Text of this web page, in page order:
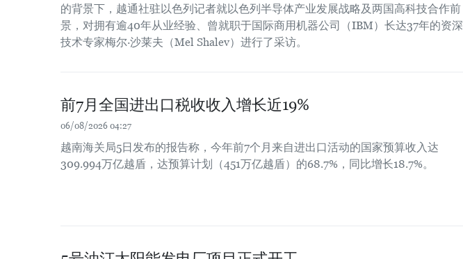
的背景下，越通社驻以色列记者就以色列半导体产业发展战略及两国高科技合作前
景，对拥有逾40年从业经验、曾就职于国际商用机器公司（IBM）长达37年的资深
技术专家梅尔·沙莱夫（Mel Shalev）进行了采访。
前7月全国进出口税收收入增长近19%
06/08/2026 04:27
越南海关局5日发布的报告称，今年前7个月来自进出口活动的国家预算收入达
309.994万亿越盾，达预算计划（451万亿越盾）的68.7%，同比增长18.7%。